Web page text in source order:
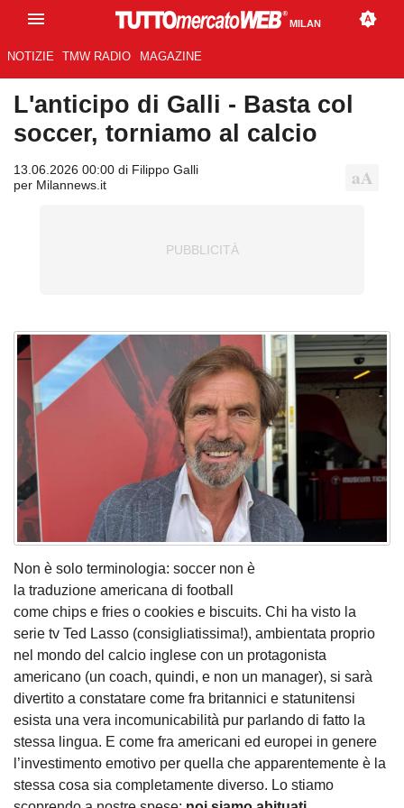
MILAN
NOTIZIE TMW RADIO MAGAZINE
L'anticipo di Galli - Basta col
soccer, torniamo al calcio
13.06.2026 00:00 di Filippo Galli
per Milannews.it
Non è solo terminologia: soccer non è
la traduzione americana di football
come chips e fries o cookies e biscuits. Chi ha visto la
serie tv Ted Lasso (consigliatissima!), ambientata proprio
nel mondo del calcio inglese con un protagonista
americano (un coach, quindi, e non un manager), si sarà
divertito a constatare come fra britannici e statunitensi
esista una vera incomunicabilità pur parlando di fatto la
stessa lingua. E come fra americani ed europei in genere
l’investimento emotivo per quella che apparentemente è la
stessa cosa sia completamente diverso. Lo stiamo